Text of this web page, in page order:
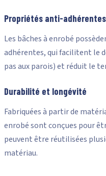
Propriétés anti-adhérentes
Les bâches à enrobé
adhérentes, qui facilitent le
pas aux parois) et réduit le
Durabilité et longévité
Fabriquées à partir de
enrobé sont conçues pour
peuvent être réutilisées
matériau.